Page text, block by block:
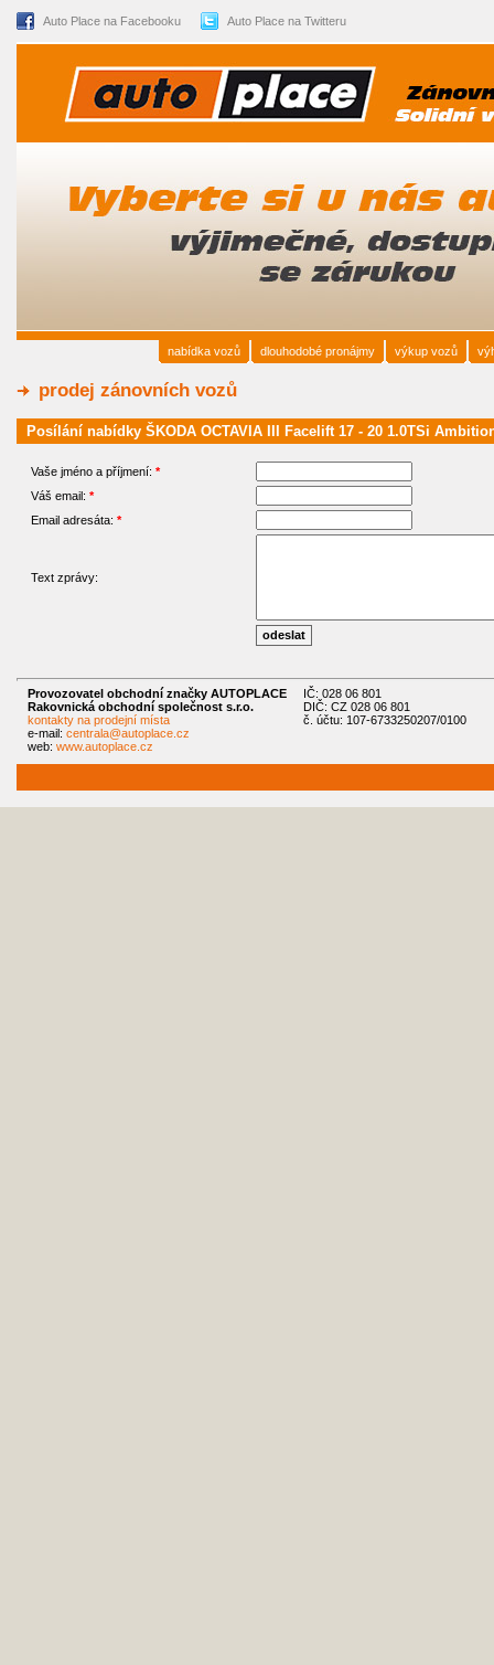
Auto Place na Facebooku Auto Place na Twitteru
výkup vozů
dlouhodobé pronájmy
nabídka vozů
prodej zánovních vozů
Posílání nabídky ŠKODA OCTAVIA III Facelift 17 - 20 1.0TSi
Vaše jméno a příjmení: *
Váš email: *
Email adresáta: *
Text zprávy:
Provozovatel obchodní značky AUTOPLACE
Rakovnická obchodní společnost s.r.o.
kontakty na prodejní místa
e-mail: centrala@autoplace.cz
web: www.autoplace.cz
IČ: 028 06 801
DIČ: CZ 028 06 801
č. účtu: 107-6733250207/0100